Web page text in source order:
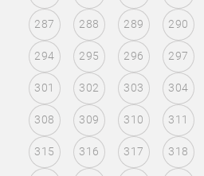
287 288 289 290
294 295 296 297
301 302 303 304
308 309 310 311
315 316 317 318